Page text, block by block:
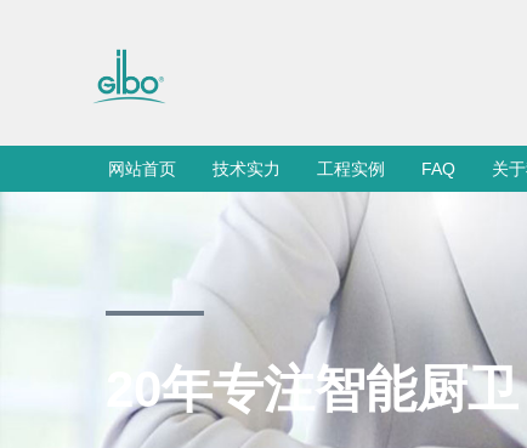
网站首页 技术实力 工程实例 FAQ 关
20年专注智能厨卫